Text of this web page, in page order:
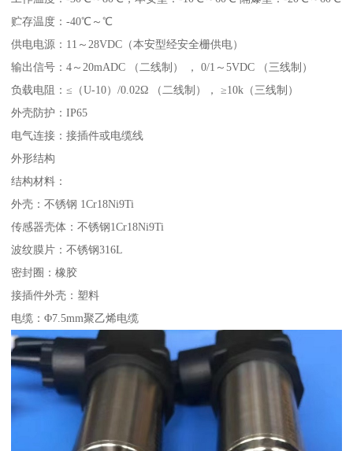
贮存温度：-40℃～℃
供电电源：11～28VDC（本安型经安全栅供电）
输出信号：4～20mADC （二线制） ， 0/1～5VDC （三线制）
负载电阻：≤（U-10）/0.02Ω （二线制）， ≥10k（三线制）
外壳防护：IP65
电气连接：接插件或电缆线
外形结构
结构材料：
外壳：不锈钢 1Cr18Ni9Ti
传感器壳体：不锈钢1Cr18Ni9Ti
波纹膜片：不锈钢316L
密封圈：橡胶
接插件外壳：塑料
电缆：Φ7.5mm聚乙烯电缆